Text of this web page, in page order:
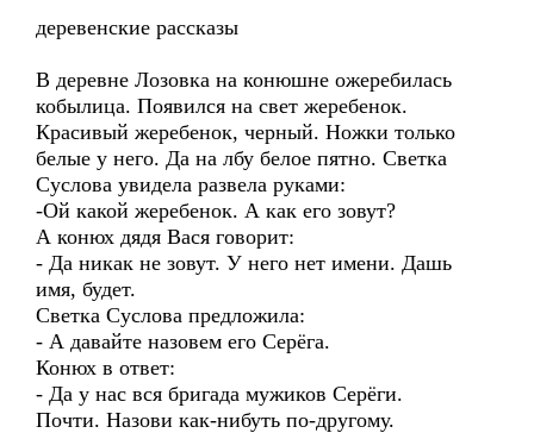
деревенские рассказы
В деревне Лозовка на конюшне ожеребилась
кобылица. Появился на свет жеребенок.
Красивый жеребенок, черный. Ножки только
белые у него. Да на лбу белое пятно. Светка
Суслова увидела развела руками:
-Ой какой жеребенок. А как его зовут?
А конюх дядя Вася говорит:
- Да никак не зовут. У него нет имени. Дашь
имя, будет.
Светка Суслова предложила:
- А давайте назовем его Серёга.
Конюх в ответ:
- Да у нас вся бригада мужиков Серёги.
Почти. Назови как-нибуть по-другому.